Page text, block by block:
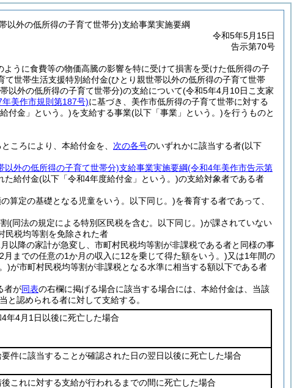
以外の低所得の子育て世帯分)支給事業実施要綱
令和5年5月15日
告示第70号
ように食費等の物価高騰の影響を特に受けて損害を受けた低所得の子
て世帯生活支援特別給付金(ひとり親世帯以外の低所得の子育て世帯
以外の低所得の子育て世帯分)の支給について(令和5年4月10日こ支家
年美作市規則第187号)に基づき、美作市低所得の子育て世帯に対する
付金」という。)を支給する事業(以下「事業」という。)を行うものと
ころにより、本給付金を、 次の各号のいずれかに該当する者(以下
以外の低所得の子育て世帯分)支給事業実施要綱(令和4年美作市告示第
た給付金(以下「令和4年度給付金」という。)の支給対象者である者
算定の基礎となる児童をいう。以下同じ。)を養育する者であって、
(同法の規定による特別区民税を含む。以下同じ。)が課されていない
民税均等割を免除された者
以降の家計が急変し、市町村民税均等割が非課税である者と同様の事
までの任意の1か月の収入に12を乗じて得た額をいう。)又は1年間の
)が市町村民税均等割が非課税となる水準に相当する額以下である者
者が同表の右欄に掲げる場合に該当する場合には、本給付金は、当該
認められる者に対して支給する。
4年4月1日以後に死亡した場合
要件に該当することが確認された日の翌日以後に死亡した場合
後これに対する支給が行われるまでの間に死亡した場合